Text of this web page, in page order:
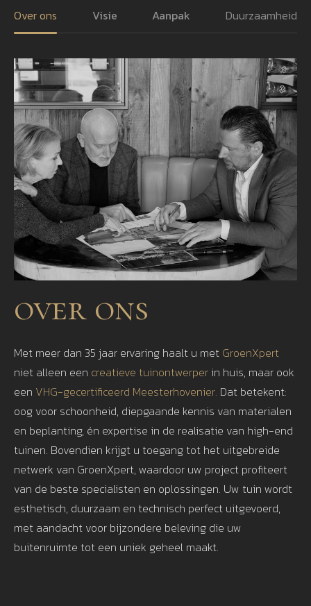
Over ons Visie Aanpak Duurzaamheid
over ons
Met meer dan 35 jaar ervaring haalt u met GroenXpert
niet alleen een creatieve tuinontwerper in huis, maar ook
een VHG-gecertificeerd Meesterhovenier. Dat betekent:
oog voor schoonheid, diepgaande kennis van materialen
en beplanting, én expertise in de realisatie van high-end
tuinen. Bovendien krijgt u toegang tot het uitgebreide
netwerk van GroenXpert, waardoor uw project profiteert
van de beste specialisten en oplossingen. Uw tuin wordt
esthetisch, duurzaam en technisch perfect uitgevoerd,
met aandacht voor bijzondere beleving die uw
buitenruimte tot een uniek geheel maakt.